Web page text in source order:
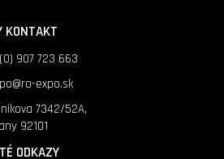
KONTAKT
907 723 663
expo.sk
7342/52A,
92101
ODKAZY